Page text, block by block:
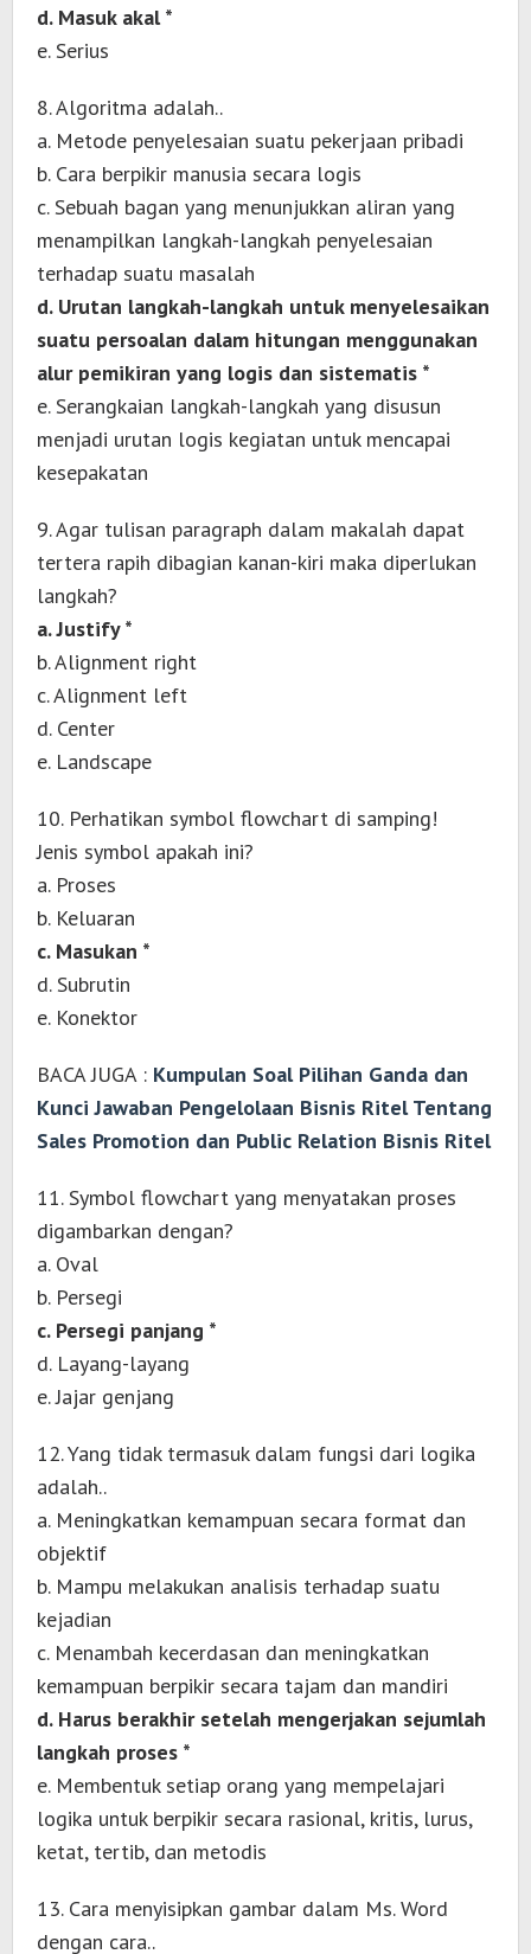
d. Masuk akal *
e. Serius
8. Algoritma adalah..
a. Metode penyelesaian suatu pekerjaan pribadi
b. Cara berpikir manusia secara logis
c. Sebuah bagan yang menunjukkan aliran yang
menampilkan langkah-langkah penyelesaian
terhadap suatu masalah
d. Urutan langkah-langkah untuk menyelesaikan
suatu persoalan dalam hitungan menggunakan
alur pemikiran yang logis dan sistematis *
e. Serangkaian langkah-langkah yang disusun
menjadi urutan logis kegiatan untuk mencapai
kesepakatan
9. Agar tulisan paragraph dalam makalah dapat
tertera rapih dibagian kanan-kiri maka diperlukan
langkah?
a. Justify *
b. Alignment right
c. Alignment left
d. Center
e. Landscape
10. Perhatikan symbol flowchart di samping!
Jenis symbol apakah ini?
a. Proses
b. Keluaran
c. Masukan *
d. Subrutin
e. Konektor
BACA JUGA : Kumpulan Soal Pilihan Ganda dan
Kunci Jawaban Pengelolaan Bisnis Ritel Tentang
Sales Promotion dan Public Relation Bisnis Ritel
11. Symbol flowchart yang menyatakan proses
digambarkan dengan?
a. Oval
b. Persegi
c. Persegi panjang *
d. Layang-layang
e. Jajar genjang
12. Yang tidak termasuk dalam fungsi dari logika
adalah..
a. Meningkatkan kemampuan secara format dan
objektif
b. Mampu melakukan analisis terhadap suatu
kejadian
c. Menambah kecerdasan dan meningkatkan
kemampuan berpikir secara tajam dan mandiri
d. Harus berakhir setelah mengerjakan sejumlah
langkah proses *
e. Membentuk setiap orang yang mempelajari
logika untuk berpikir secara rasional, kritis, lurus,
ketat, tertib, dan metodis
13. Cara menyisipkan gambar dalam Ms. Word
dengan cara..